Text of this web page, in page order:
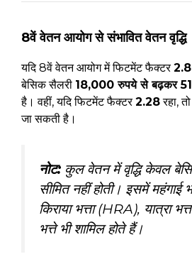
8वें वेतन आयोग से संभावित वेतन वृद्धि
यदि 8वें वेतन आयोग में फिटमेंट फैक्टर
बेसिक सैलरी 18,000 रुपये से बढ़कर
है। वहीं, यदि फिटमेंट फैक्टर2.28रहा,
जा सकती है।
नोट: कुल वेतन में वृद्धि केवल
सीमित नहीं होती। इसमें महंगाई
किराया भत्ता (HRA), यात्रा
भत्ते भी शामिल होते हैं।